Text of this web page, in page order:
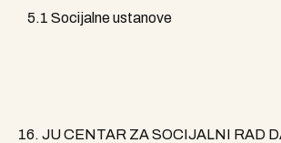
5.1 Socijalne ustanove
JU CENTAR ZA SOCIJALNI RAD